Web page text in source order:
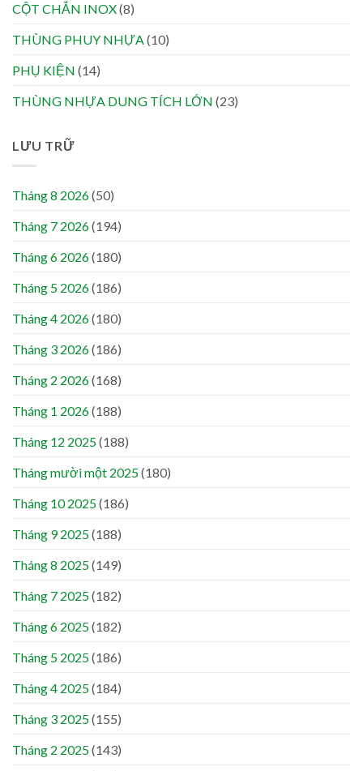
CỘT CHẮN INOX(8)
THÙNG PHUY NHỰA(10)
PHỤ KIỆN (14)
THÙNG NHỰA DUNG TÍCH LỚN (23)
LƯU TRỮ
Tháng 8 2026(50)
Tháng 7 2026(194)
Tháng 6 2026(180)
Tháng 5 2026(186)
Tháng 4 2026(180)
Tháng 3 2026(186)
Tháng 2 2026(168)
Tháng 1 2026(188)
Tháng 12 2025(188)
Tháng mười một 2025(180)
Tháng 10 2025(186)
Tháng 9 2025(188)
Tháng 8 2025(149)
Tháng 7 2025(182)
Tháng 6 2025(182)
Tháng 5 2025(186)
Tháng 4 2025(184)
Tháng 3 2025(155)
Tháng 2 2025(143)